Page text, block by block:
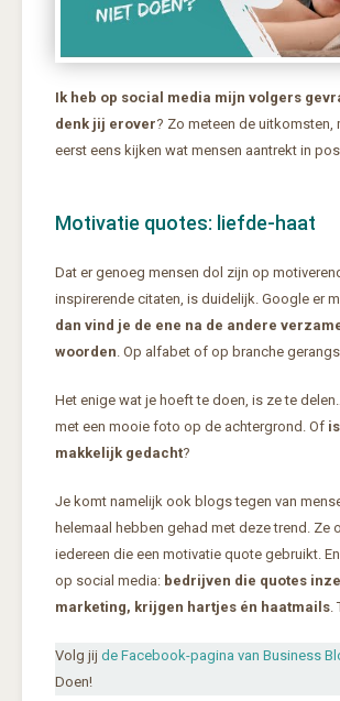
Ik heb op social media mijn volgers
denk jij erover? Zo meteen de uitkomsten,
eerst eens kijken wat mensen aantrekt in
Motivatie quotes: liefde-haat
Dat er genoeg mensen dol zijn op
inspirerende citaten, is duidelijk. Google er
dan vind je de ene na de andere
woorden. Op alfabet of op branche
Het enige wat je hoeft te doen, is ze te
met een mooie foto op de achtergrond. Of
makkelijk gedacht?
Je komt namelijk ook blogs tegen van
helemaal hebben gehad met deze trend. Ze
iedereen die een motivatie quote gebruikt.
op social media: bedrijven die quotes
marketing, krijgen hartjes én haatmails.
Volg jij de Facebook-pagina van Business
Doen!